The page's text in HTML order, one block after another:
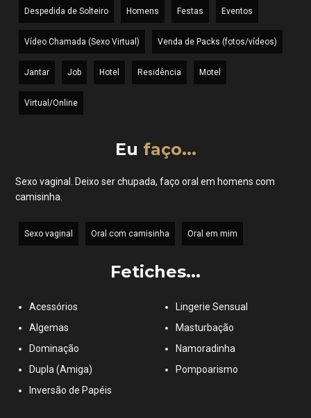
Despedida de Solteiro Homens Festas Eventos
Vídeo Chamada (Sexo Virtual) Venda de Packs (fotos/vídeos)
Jantar Job Hotel Residência Motel
Virtual/Online
Eu faço...
Sexo vaginal. Deixo ser chupada, faço oral em homens com
camisinha.
Sexo vaginal Oral com camisinha Oral em mim
Fetiches...
Acessórios
Algemas
Dominação
Dupla (Amiga)
Inversão de Papéis
Lingerie Sensual
Masturbação
Namoradinha
Pompoarismo